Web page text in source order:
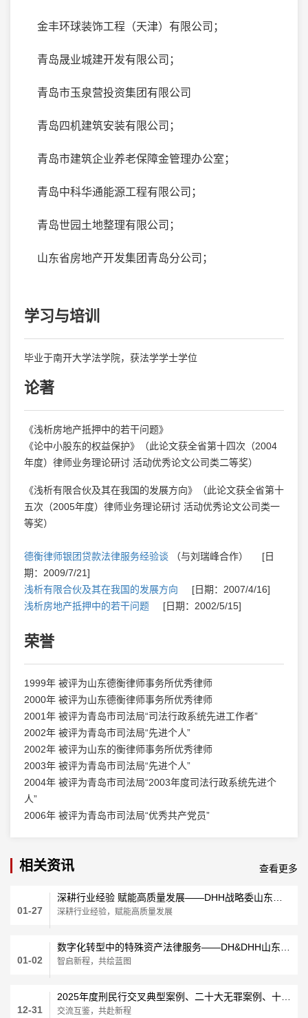
金丰环球装饰工程（天津）有限公司；
青岛晟业城建开发有限公司；
青岛市玉泉营投资集团有限公司
青岛四机建筑安装有限公司；
青岛市建筑企业养老保障金管理办公室；
青岛中科华通能源工程有限公司；
青岛世园土地整理有限公司；
山东省房地产开发集团青岛分公司；
学习与培训
毕业于南开大学法学院，获法学学士学位
论著
《浅析房地产抵押中的若干问题》
《论中小股东的权益保护》（此论文获全省第十四次（2004
年度）律师业务理论研讨 活动优秀论文公司类二等奖）
《浅析有限合伙及其在我国的发展方向》（此论文获全省第十
五次（2005年度）律师业务理论研讨 活动优秀论文公司类一
等奖）
德衡律师银团贷款法律服务经验谈 （与刘瑞峰合作） [日
期：2009/7/21]
浅析有限合伙及其在我国的发展方向 [日期：2007/4/16]
浅析房地产抵押中的若干问题 [日期：2002/5/15]
荣誉
1999年 被评为山东德衡律师事务所优秀律师
2000年 被评为山东德衡律师事务所优秀律师
2001年 被评为青岛市司法局“司法行政系统先进工作者”
2002年 被评为青岛市司法局“先进个人”
2002年 被评为山东的衡律师事务所优秀律师
2003年 被评为青岛市司法局“先进个人”
2004年 被评为青岛市司法局“2003年度司法行政系统先进个
人”
2006年 被评为青岛市司法局“优秀共产党员”
相关资讯 查看更多
01-27 深耕行业经验，赋能高质量发展
01-02 智启新程，共绘蓝图
12-31 交流互鉴，共赴新程